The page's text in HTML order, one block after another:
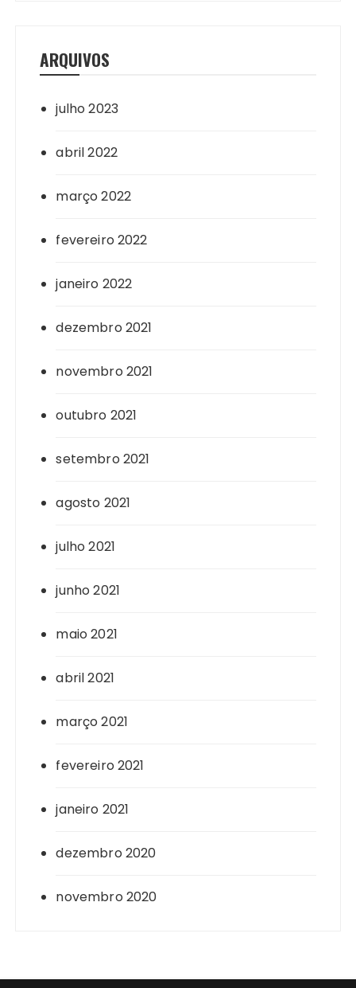
ARQUIVOS
julho 2023
abril 2022
março 2022
fevereiro 2022
janeiro 2022
dezembro 2021
novembro 2021
outubro 2021
setembro 2021
agosto 2021
julho 2021
junho 2021
maio 2021
abril 2021
março 2021
fevereiro 2021
janeiro 2021
dezembro 2020
novembro 2020